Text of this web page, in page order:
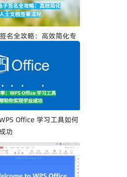
名全攻略：高效简化专
Office 学习工具如何
功